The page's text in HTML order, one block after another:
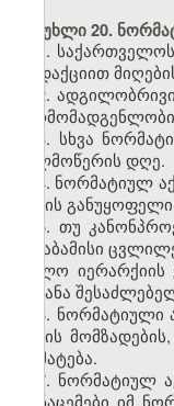
მუხლი 20.
1.
რედაქციით
2.
3. სხვა
ხელმოწერის დღე.
4. ნორმატიულ
აქტის
5. თუ
შესაბამისი
ხოლო
შეტანა
6. ნორმატიული
აქტის
დამატება.
7. ნორმატიულ
მონაცემები იმ